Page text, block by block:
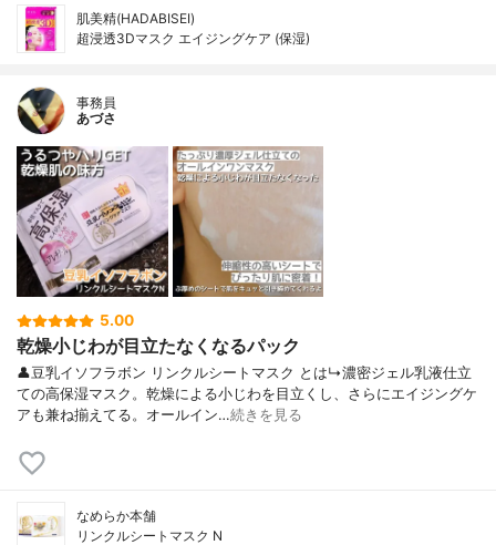
肌美精(HADABISEI)
超浸透3Dマスク エイジングケア (保湿)
事務員
あづさ
5.00
乾燥小じわが目立たなくなるパック
👤豆乳イソフラボン リンクルシートマスク とは↳濃密ジェル乳液仕立
ての高保湿マスク。乾燥による小じわを目立くし、さらにエイジングケ
アも兼ね揃えてる。オールイン…続きを見る
なめらか本舗
リンクルシートマスク N